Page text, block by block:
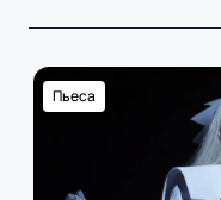
Пьеса